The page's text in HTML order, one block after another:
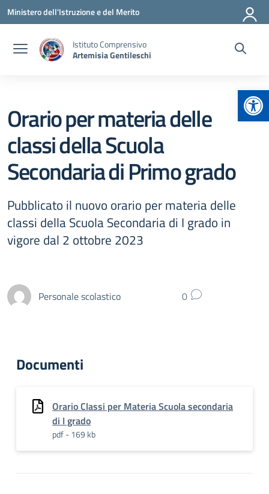
Vai ai contenuti
Vai al menu di navigazione
Vai al footer
Ministero dell'Istruzione e del Merito
Istituto Comprensivo
Artemisia Gentileschi
Orario per materia delle
classi della Scuola
Secondaria di Primo grado
Pubblicato il nuovo orario per materia delle
classi della Scuola Secondaria di I grado in
vigore dal 2 ottobre 2023
Personale scolastico 0
Documenti
Orario Classi per Materia Scuola secondaria
di I grado
pdf - 169 kb